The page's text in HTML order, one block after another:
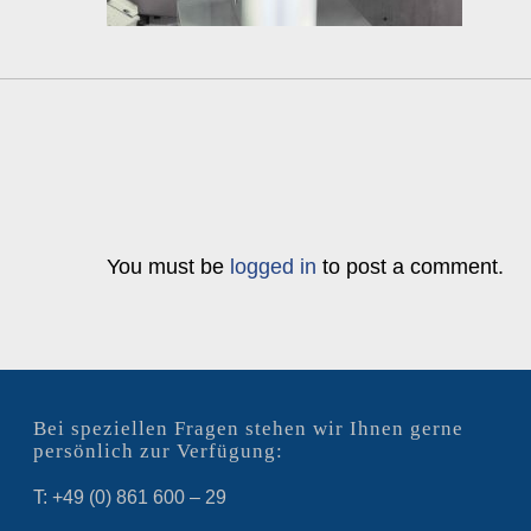
You must be logged in to post a comment.
Bei speziellen Fragen stehen wir Ihnen gerne
persönlich zur Verfügung:
T: +49 (0) 861 600 – 29